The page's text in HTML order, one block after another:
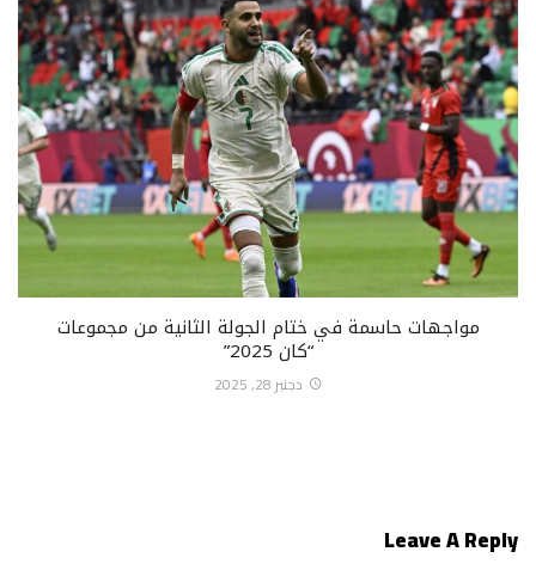
مواجهات حاسمة في ختام الجولة الثانية من مجموعات
“كان 2025”
دجنبر 28, 2025
Leave A Reply